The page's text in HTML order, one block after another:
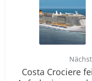
Costa Crociere